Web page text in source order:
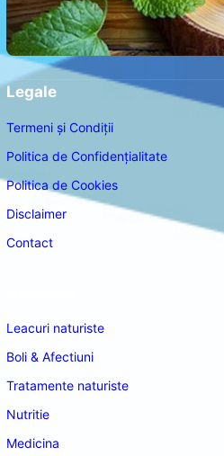
Legale
Termeni și Condiții
Politica de Confidențialitate
Politica de Cookies
Disclaimer
Contact
Leacuri naturiste
Boli & Afectiuni
Tratamente naturiste
Nutritie
Medicina